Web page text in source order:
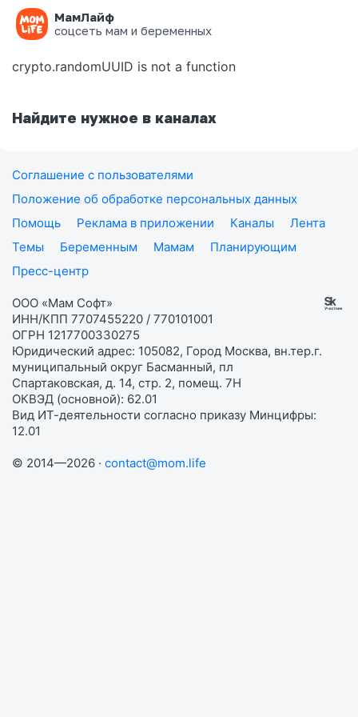
МамЛайф
соцсеть мам и беременных
Ошибка на странице
crypto.randomUUID is not a function
Найдите нужное в каналах
Соглашение с пользователями
Положение об обработке персональных данных
Помощь
Реклама в приложении Каналы
Лента
Темы
Беременным Мамам
Планирующим
Пресс-центр
ООО «Мам Софт»
ИНН/КПП 7707455220 / 770101001
ОГРН 1217700330275
Юридический адрес: 105082, Город Москва, вн.тер.г.
муниципальный округ Басманный, пл
Спартаковская, д. 14, стр. 2, помещ. 7Н
ОКВЭД (основной): 62.01
Вид ИТ-деятельности согласно приказу Минцифры:
12.01
© 2014—2026 · contact@mom.life